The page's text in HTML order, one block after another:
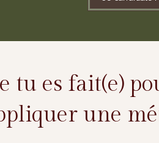
tu es fait(e)
une